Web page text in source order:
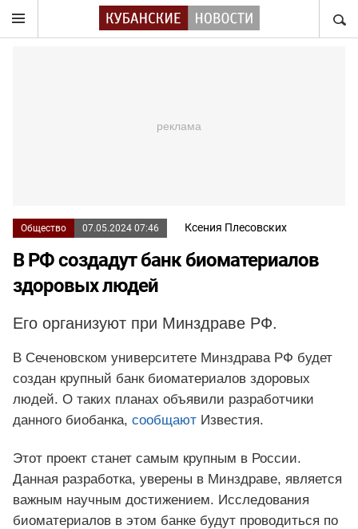
Общество 07.05.2024 07:46 Ксения Плесовских
В РФ создадут банк биоматериалов
здоровых людей
Его организуют при Минздраве РФ.
В Сеченовском университете Минздрава РФ будет
создан крупный банк биоматериалов здоровых
людей. О таких планах объявили разработчики
данного биобанка, сообщают Известия.
Этот проект станет самым крупным в России.
Данная разработка, уверены в Минздраве, является
важным научным достижением. Исследования
биоматериалов в этом банке будут проводиться по